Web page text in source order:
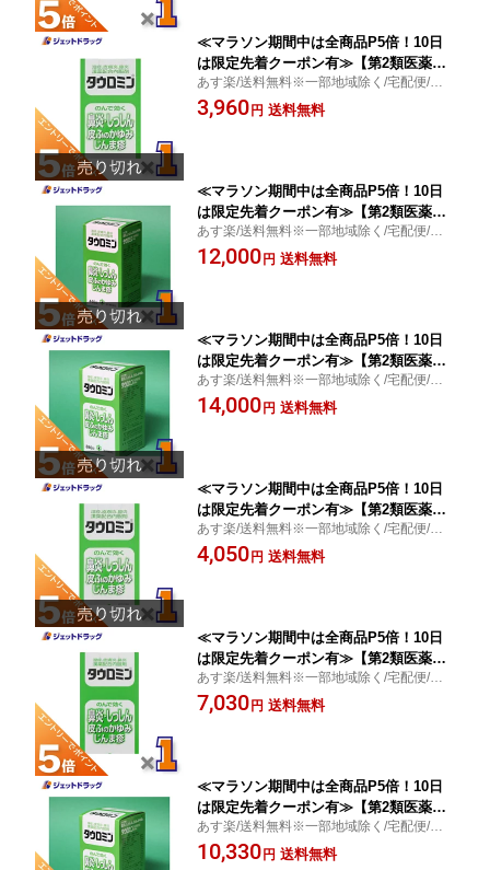
≪マラソン期間中は全商品P5倍！10日
は限定先着クーポン有≫【第2類医薬
品】タウロミン 220錠 ※セルフメディ
ケーション税制対象
あす楽/送料無料※一部地域除く/宅配便/皮
膚炎・鼻炎・湿疹・蕁麻疹/日邦薬品
3,960円 送料無料
≪マラソン期間中は全商品P5倍！10日
は限定先着クーポン有≫【第2類医薬
品】タウロミン 440錠 ※セルフメディ
ケーション税制対象
あす楽/送料無料※一部地域除く/宅配便/皮
膚炎・鼻炎・湿疹・蕁麻疹/日邦薬品
12,000円 送料無料
≪マラソン期間中は全商品P5倍！10日
は限定先着クーポン有≫【第2類医薬
品】タウロミン 880錠 ※セルフメディ
ケーション税制対象
あす楽/送料無料※一部地域除く/宅配便/皮
膚炎・鼻炎・湿疹・蕁麻疹/日邦薬品
14,000円 送料無料
≪マラソン期間中は全商品P5倍！10日
は限定先着クーポン有≫【第2類医薬
品】タウロミン 220錠 ×1個 ※セルフメ
ディケーション税制対象〔皮膚炎・鼻
あす楽/送料無料※一部地域除く/宅配便/湿
疹・蕁麻疹/日邦薬品
4,050円 送料無料
≪マラソン期間中は全商品P5倍！10日
は限定先着クーポン有≫【第2類医薬
品】タウロミン 440錠 ×1個 ※セルフメ
ディケーション税制対象〔皮膚炎・鼻
あす楽/送料無料※一部地域除く/宅配便/湿
疹・蕁麻疹/日邦薬品
7,030円 送料無料
≪マラソン期間中は全商品P5倍！10日
は限定先着クーポン有≫【第2類医薬
品】タウロミン 880錠 ×1個 ※セルフメ
ディケーション税制対象〔皮膚炎・鼻
あす楽/送料無料※一部地域除く/宅配便/湿
疹・蕁麻疹/日邦薬品
10,330円 送料無料